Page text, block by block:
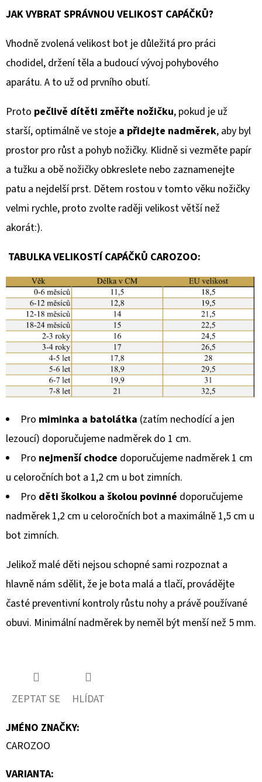
JAK VYBRAT SPRÁVNOU VELIKOST CAPÁČKŮ?
Vhodně zvolená velikost bot je důležitá pro práci
chodidel, držení těla a budoucí vývoj pohybového
aparátu. A to už od prvního obutí.
Proto pečlivě dítěti změřte nožičku, pokud je už
starší, optimálně ve stoje a přidejte nadměrek, aby byl
prostor pro růst a pohyb nožičky. Klidně si vezměte papír
a tužku a obě nožičky obkreslete nebo zaznamenejte
patu a nejdelší prst. Dětem rostou v tomto věku nožičky
velmi rychle, proto zvolte raději velikost větší než
akorát:).
TABULKA VELIKOSTÍ CAPÁČKŮ CAROZOO:
Pro miminka a batolátka (zatím nechodící a jen
lezoucí) doporučujeme nadměrek do 1 cm.
Pro nejmenší chodce doporučujeme nadměrek 1 cm
u celoročních bot a 1,2 cm u bot zimních.
Pro děti školkou a školou povinné doporučujeme
nadměrek 1,2 cm u celoročních bot a maximálně 1,5 cm u
bot zimních.
Jelikož malé děti nejsou schopné sami rozpoznat a
hlavně nám sdělit, že je bota malá a tlačí, provádějte
časté preventivní kontroly růstu nohy a právě používané
obuvi. Minimální nadměrek by neměl být menší než 5 mm.
ZEPTAT SE
HLÍDAT
JMÉNO ZNAČKY:
CAROZOO
VARIANTA: